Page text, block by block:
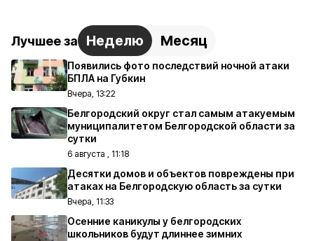
Лучшее за Неделю Месяц
Появились фото последствий ночной атаки
БПЛА на Губкин
Вчера, 13:22
Белгородский округ стал самым атакуемым
муниципалитетом Белгородской области за
сутки
6 августа , 11:18
Десятки домов и объектов повреждены при
атаках на Белгородскую область за сутки
Вчера, 11:33
Осенние каникулы у белгородских
школьников будут длиннее зимних